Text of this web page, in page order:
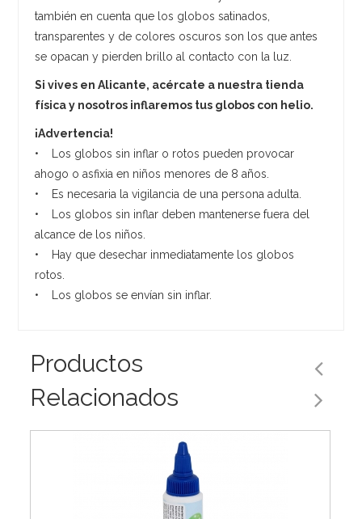
también en cuenta que los globos satinados,
transparentes y de colores oscuros son los que antes
se opacan y pierden brillo al contacto con la luz.
Si vives en Alicante, acércate a nuestra tienda
física y nosotros inflaremos tus globos con helio.
¡Advertencia!
• Los globos sin inflar o rotos pueden provocar
ahogo o asfixia en niños menores de 8 años.
• Es necesaria la vigilancia de una persona adulta.
• Los globos sin inflar deben mantenerse fuera del
alcance de los niños.
• Hay que desechar inmediatamente los globos
rotos.
• Los globos se envían sin inflar.
Productos
Relacionados